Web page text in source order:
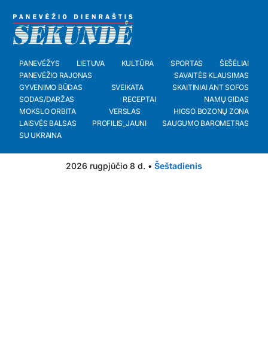
PANEVĖŽYS LIETUVA KULTŪRA SPORTAS
ŠEŠĖLIAI
PANEVĖŽIO RAJONAS
SAVAITĖS KLAUSIMAS
GYVENIMO BŪDAS
SVEIKATA
SKAITINIAI ANT SOFOS
SODAS/DARŽAS
RECEPTAI
NAMŲ GIDAS
MOKSLO ORBITA
VERSLAS
HIGSO BOZONŲ ZONA
LAISVĖS BALSAS
PROFILIS_JAUNI
SAUGUMO BAROMETRAS
SU UKRAINA
2026 rugpjūčio 8 d. • Šeštadienis